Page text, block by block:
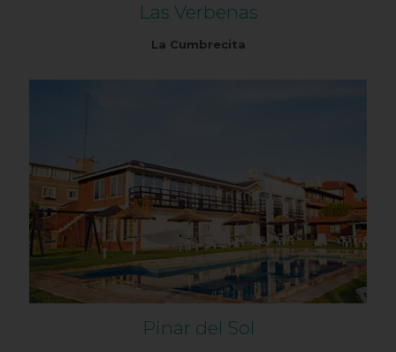
Las Verbenas
La Cumbrecita
Pinar del Sol